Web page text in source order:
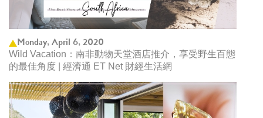
Monday, April 6, 2020
Wild Vacation：南非動物天堂酒店推介，享受野生百態
的最佳角度 | 經濟通 ET Net 財經生活網